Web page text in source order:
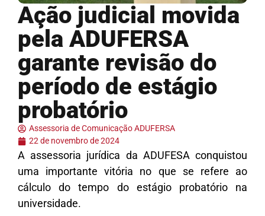
Ação judicial movida
pela ADUFERSA
garante revisão do
período de estágio
probatório
Assessoria de Comunicação ADUFERSA
22 de novembro de 2024
A assessoria jurídica da ADUFESA conquistou
uma importante vitória no que se refere ao
cálculo do tempo do estágio probatório na
universidade.